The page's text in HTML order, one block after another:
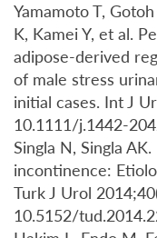
Yamamoto T,
K, Kamei Y, et al.
adipose-derived
of male stress
initial cases. Int J
10.1111/j.1442-
Singla N, Singla
incontinence:
Turk J Urol
10.5152/